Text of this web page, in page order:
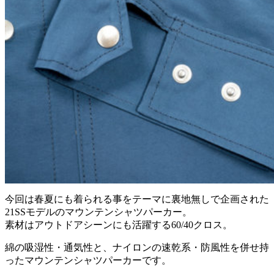
今回は春夏にも着られる事をテーマに裏地無しで企画された
21SSモデルのマウンテンシャツパーカー。
素材はアウトドアシーンにも活躍する60/40クロス。
綿の吸湿性・通気性と、ナイロンの速乾系・防風性を併せ持
ったマウンテンシャツパーカーです。